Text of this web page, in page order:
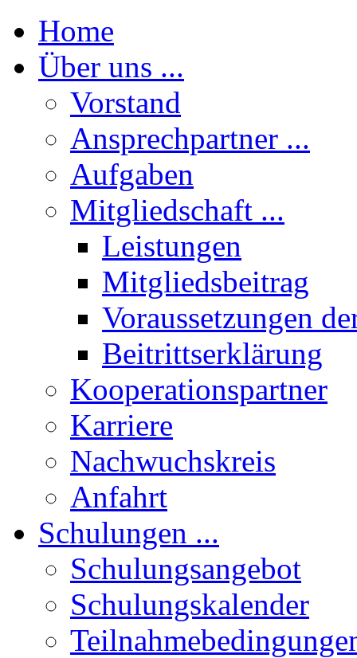
Home
Über uns ...
Vorstand
Ansprechpartner ...
Aufgaben
Mitgliedschaft ...
Leistungen
Mitgliedsbeitrag
Voraussetzungen
Beitrittserklärung
Kooperationspartner
Karriere
Nachwuchskreis
Anfahrt
Schulungen ...
Schulungsangebot
Schulungskalender